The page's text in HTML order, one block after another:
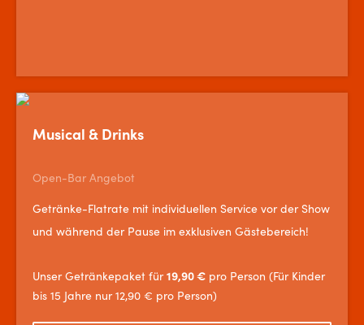
Musical & Drinks
Open-Bar Angebot
Getränke-Flatrate mit individuellen Service vor der Show
und während der Pause im exklusiven Gästebereich!
Unser Getränkepaket für19,90 € pro Person (Für Kinder
bis 15 Jahre nur 12,90 € pro Person)